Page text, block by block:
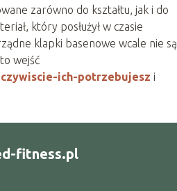
zarówno do kształtu, jak i do
który posłużył w czasie
klapki basenowe wcale nie są
wejść
ich-potrzebujesz i
fitness.pl